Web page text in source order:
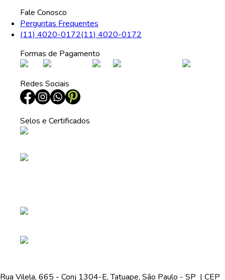
Fale Conosco
Perguntas Frequentes
(11) 4020-0172(11) 4020-0172
Formas de Pagamento
Redes Sociais
Selos e Certificados
Rua Vilela, 665 - Conj 1304-E, Tatuape, São Paulo - SP | CEP